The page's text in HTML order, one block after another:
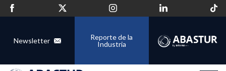
Newsletter
Reporte de la
Industria